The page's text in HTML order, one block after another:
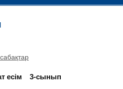
есім 3-сынып